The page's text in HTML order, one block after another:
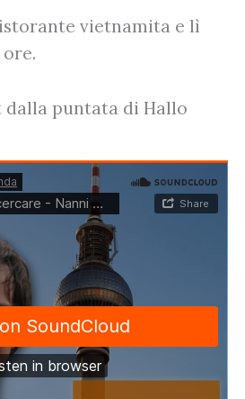
vietnamita e lì
dalla puntata di Hallo